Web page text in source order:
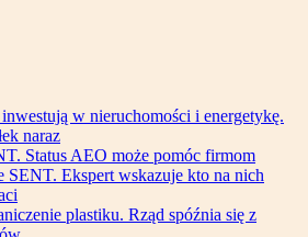
w nieruchomości i energetykę.
naraz
Status AEO może pomóc firmom
SENT. Ekspert wskazuje kto na nich
plastiku. Rząd spóźnia się z